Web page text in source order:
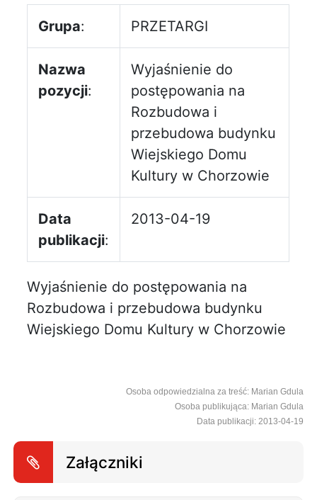
Grupa: PRZETARGI
Nazwa
pozycji:
Wyjaśnienie do
postępowania na
Rozbudowa i
przebudowa budynku
Wiejskiego Domu
Kultury w Chorzowie
Data
publikacji:
2013-04-19
Wyjaśnienie do postępowania na
Rozbudowa i przebudowa budynku
Wiejskiego Domu Kultury w Chorzowie
Osoba odpowiedzialna za treść: Marian Gdula
Osoba publikująca: Marian Gdula
Data publikacji: 2013-04-19
Załączniki